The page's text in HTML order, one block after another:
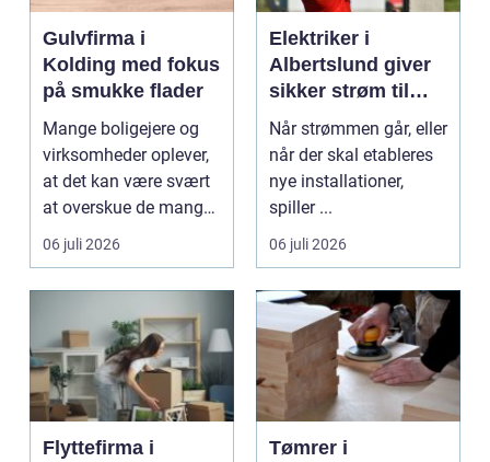
Gulvfirma i
Kolding med fokus
på smukke flader
Mange boligejere og
virksomheder oplever,
at det kan være svært
at overskue de mange
gul...
06 juli 2026
Elektriker i
Albertslund giver
sikker strøm til
danske boliger
Når strømmen går, eller
når der skal etableres
nye installationer,
spiller ...
06 juli 2026
Flyttefirma i
Tømrer i